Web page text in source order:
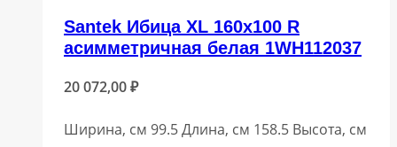
Santek Ибица XL 160х100 R
асимметричная белая 1WH112037
20 072,00₽
Ширина, см 99.5 Длина, см 158.5 Высота, см